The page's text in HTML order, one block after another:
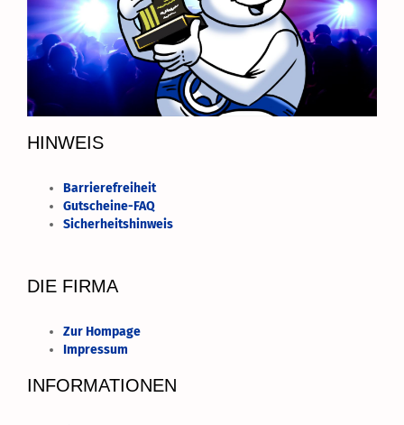
HINWEIS
Barrierefreiheit
Gutscheine-FAQ
Sicherheitshinweis
DIE FIRMA
Zur Hompage
Impressum
INFORMATIONEN